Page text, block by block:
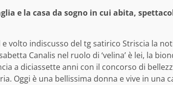
e la casa da sogno in cui abita,
volto indiscusso del tg satirico Striscia la
Canalis nel ruolo di ‘velina’ è lei, la
a diciassette anni con il concorso di
Oggi è una bellissima donna e vive in una